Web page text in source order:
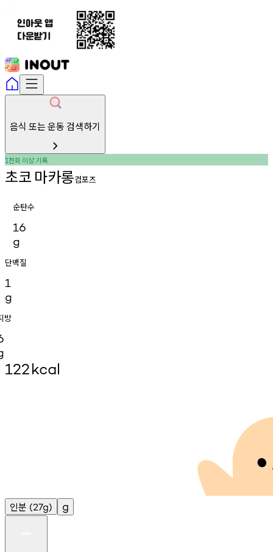
음식 또는 운동 검색하기
1천회 이상기록
초코 마카롱컴포즈
순탄수
16
g
단백질
1
g
방
122kcal
인분 (27g) g